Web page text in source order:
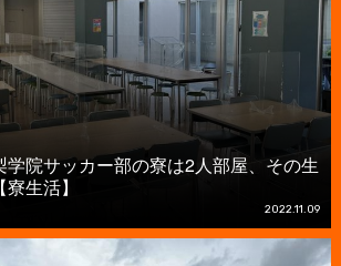
学院サッカー部の寮は2人部屋、その生
生活】
2022.11.09